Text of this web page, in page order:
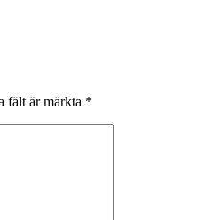
fält är märkta *